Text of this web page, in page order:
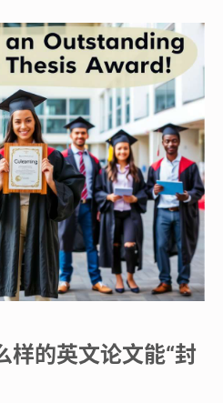
样的英文论文能“封